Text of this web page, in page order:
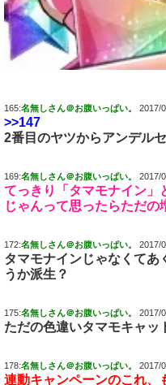
165:名無しさん＠お腹いっぱい。 2017/
>>147
2番目のヤツからアンデル
169:名無しさん＠お腹いっぱい。 2017/
てっきり「タマモナイン」
じゃんって思ったらただ
172:名無しさん＠お腹いっぱい。 2017/
タマモナインじゃなくてあ
うか派生？
175:名無しさん＠お腹いっぱい。 2017/
ただの色違いタマモキャッ
178:名無しさん＠お腹いっぱい。 2017/
連動キャンペーンのこれ、